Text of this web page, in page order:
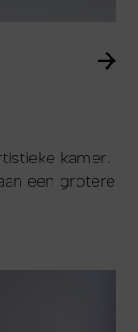
kamer.
een grotere